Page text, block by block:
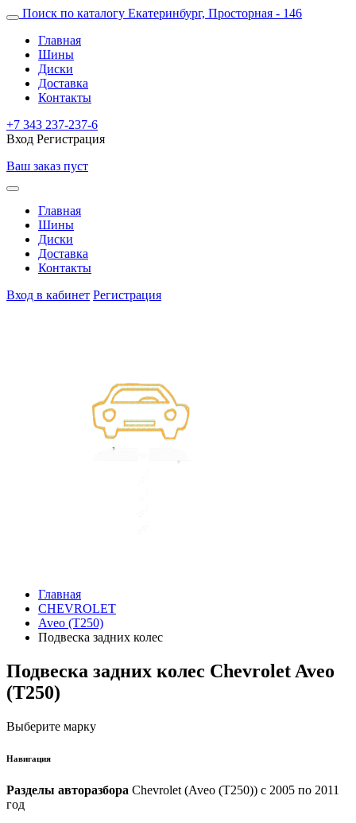
Поиск по каталогу Екатеринбург, Просторная - 146
Главная
Шины
Диски
Доставка
Контакты
+7 343 237-237-6
Вход Регистрация
Ваш заказ пуст
Главная
Шины
Диски
Доставка
Контакты
Вход в кабинет Регистрация
Главная
CHEVROLET
Aveo (T250)
Подвеска задних колес
Подвеска задних колес Chevrolet Aveo
(T250)
Выберите марку
Навигация
Разделы авторазбора Chevrolet (Aveo (T250)) с 2005 по 2011
год